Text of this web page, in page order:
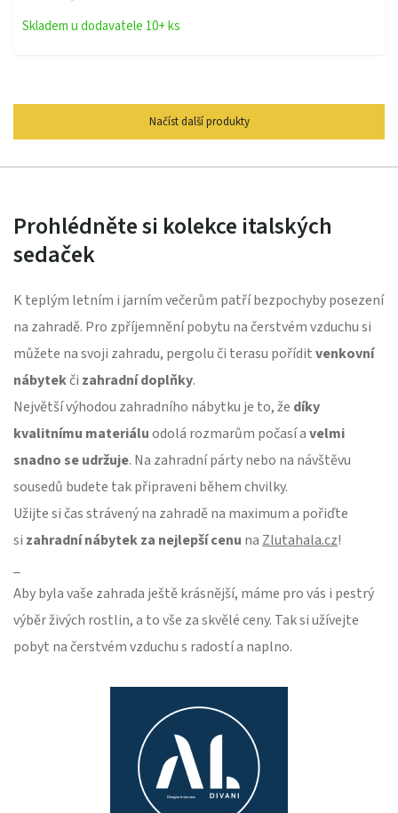
Skladem u dodavatele 10+ ks
Načíst další produkty
Prohlédněte si kolekce italských
sedaček
K teplým letním i jarním večerům patří bezpochyby posezení
na zahradě. Pro zpříjemnění pobytu na čerstvém vzduchu si
můžete na svoji zahradu, pergolu či terasu poříditvenkovní
nábytekči zahradní doplňky.
Největší výhodou zahradního nábytku je to, že díky
kvalitnímu materiáluodolá rozmarům počasí avelmi
snadno se udržuje. Na zahradní párty nebo na návštěvu
sousedů budete tak připraveni během chvilky.
Užijte si čas strávený na zahradě na maximum a pořiďte
si zahradní nábytek za nejlepší cenu na Zlutahala.cz!
Aby byla vaše zahrada ještě krásnější, máme pro vás i pestrý
výběr živých rostlin, a to vše za skvělé ceny. Tak si užívejte
pobyt na čerstvém vzduchu s radostí a naplno.